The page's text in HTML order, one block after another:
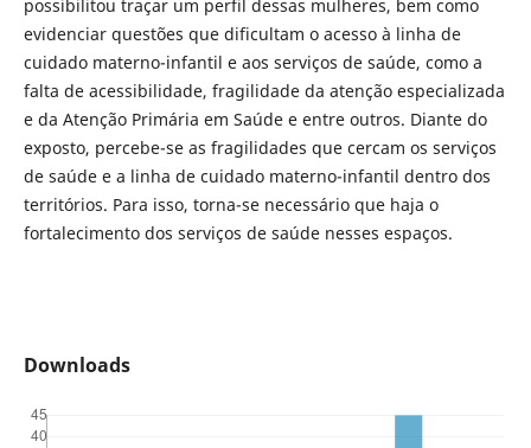
possibilitou traçar um perfil dessas mulheres, bem como
evidenciar questões que dificultam o acesso à linha de
cuidado materno-infantil e aos serviços de saúde, como a
falta de acessibilidade, fragilidade da atenção especializada
e da Atenção Primária em Saúde e entre outros. Diante do
exposto, percebe-se as fragilidades que cercam os serviços
de saúde e a linha de cuidado materno-infantil dentro dos
territórios. Para isso, torna-se necessário que haja o
fortalecimento dos serviços de saúde nesses espaços.
Downloads